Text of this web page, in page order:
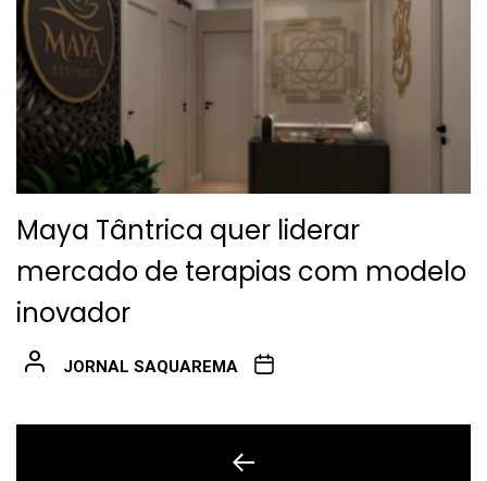
Maya Tântrica quer liderar
mercado de terapias com modelo
inovador
JORNAL SAQUAREMA